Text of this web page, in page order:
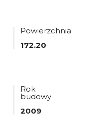
Powierzchnia
172.20
Rok
budowy
2009